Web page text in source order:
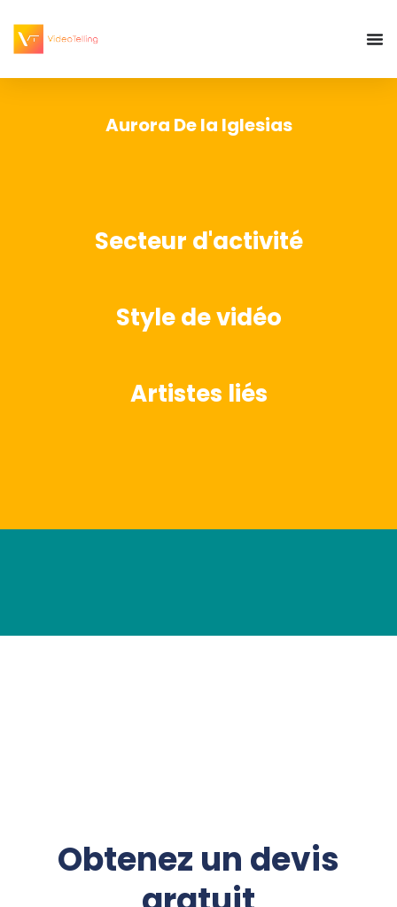
Aurora De la Iglesias
Secteur d'activité
Style de vidéo
Artistes liés
Obtenez un devis